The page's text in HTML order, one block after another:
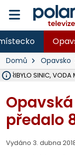
Domů Opavsko
PŘIBYLO SINIC,
předalo
Vydáno 3. dubna 2018